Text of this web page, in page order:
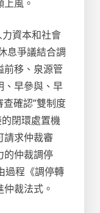
風。
資本和社會
息爭議結合調
前移、泉源管
、早參與、早
確認”雙制度
閉環處置機
請求仲裁審
的仲裁調停
過程《調停轉
裁法式。